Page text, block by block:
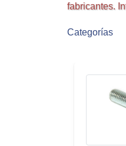
fabricantes.
Categorías